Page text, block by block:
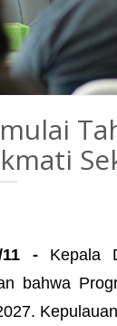
11 - Kepala
bahwa